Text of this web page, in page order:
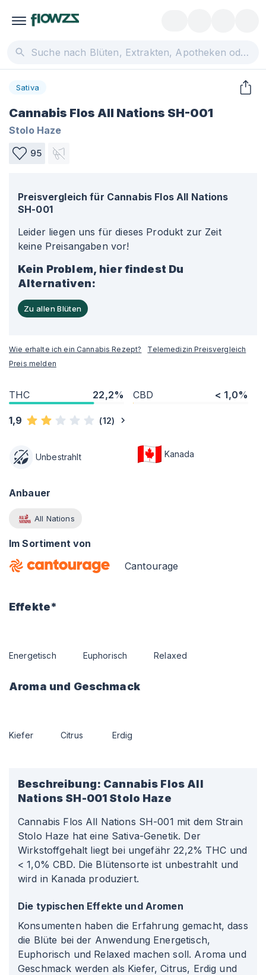
Sativa
Cannabis Flos All Nations SH-001
Stolo Haze
95
Preisvergleich für Cannabis Flos All Nations
SH-001
Leider liegen uns für dieses Produkt zur Zeit
keine Preisangaben vor!
Kein Problem, hier findest Du
Alternativen:
Zu allen Blüten
Wie erhalte ich ein Cannabis Rezept?
Telemedizin Preisvergleich
Preis melden
THC 22,2% CBD < 1,0%
1,9 (12)
Unbestrahlt Kanada
Anbauer
All Nations
Im Sortiment von
Cantourage
Effekte*
Energetisch Euphorisch Relaxed
Aroma und Geschmack
Kiefer Citrus Erdig
Beschreibung: Cannabis Flos All
Nations SH-001 Stolo Haze
Cannabis Flos All Nations SH-001 mit dem Strain
Stolo Haze hat eine Sativa-Genetik. Der
Wirkstoffgehalt liegt bei ungefähr 22,2% THC und
< 1,0% CBD. Die Blütensorte ist unbestrahlt und
wird in Kanada produziert.
Die typischen Effekte und Aromen
Konsumenten haben die Erfahrung gemacht, dass
die Blüte bei der Anwendung Energetisch,
Euphorisch und Relaxed machen soll. Aroma und
Geschmack werden als Kiefer, Citrus, Erdig und